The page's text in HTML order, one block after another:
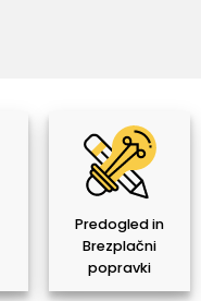
Predogled in
Brezplačni
popravki